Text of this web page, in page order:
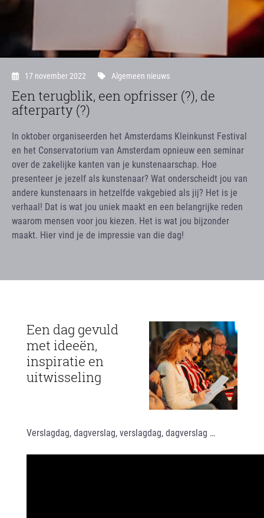
17 november 2022 Algemeen nieuws
Een terugblik, een opfrisser (?), de
afterparty (?)
In oktober organiseerden het Amsterdams Kleinkunst Festival
en het Conservatorium van Amsterdam opnieuw een seminar
over de zakelijke kanten van je kunstenaarschap. Hoe
presenteer je jezelf als kunstenaar? Wat onderscheidt jou van
andere kunstenaars in hetzelfde vakgebied als jij? Het is je
verhaal! Dat is wat jou uniek maakt en een belangrijke reden
waarom mensen voor jou kiezen. Het is wat jou bijzonder
maakt. Hier vind je de impressie van die dag!
Een dag gevuld
met ideeën,
inspiratie en
uitwisseling
Verslagdag, dagverslag, verslagdag, dagverslag …